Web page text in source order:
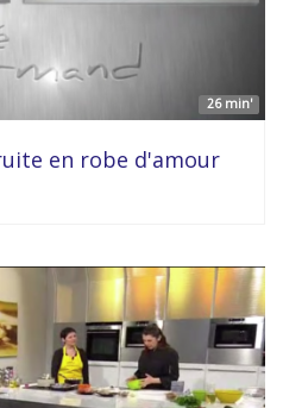
26 min'
en robe d'amour